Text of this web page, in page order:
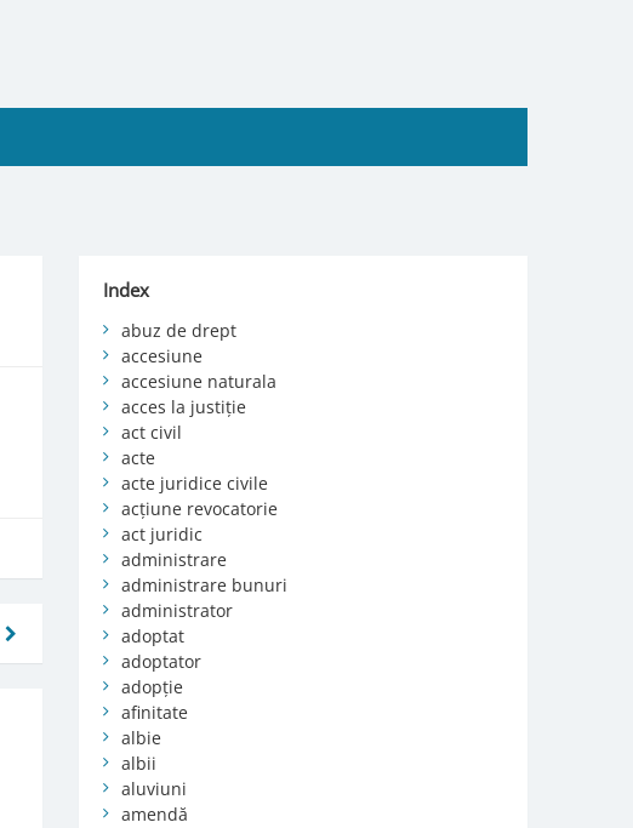
Index
abuz de drept
accesiune
accesiune naturala
acces la justiție
act civil
acte
acte juridice civile
acțiune revocatorie
act juridic
administrare
administrare bunuri
administrator
adoptat
adoptator
adopție
afinitate
albie
albii
aluviuni
amendă